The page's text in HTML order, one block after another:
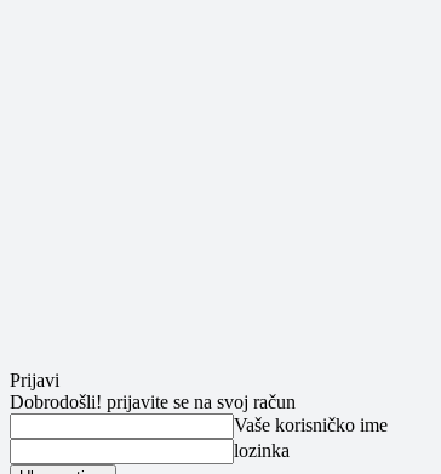
Prijavi
Dobrodošli! prijavite se na svoj račun
Vaše korisničko ime
lozinka